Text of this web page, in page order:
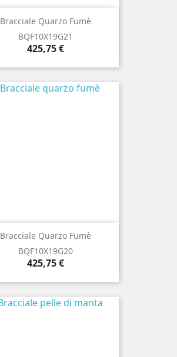
Bracciale Quarzo Fumè
BQF10X19G21
Prezzo
425,75 €
Bracciale Quarzo Fumè
BQF10X19G20
Prezzo
425,75 €